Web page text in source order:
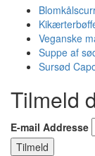
Veganske
Suppe af
Sursød
Tilmeld
E-mail Addresse